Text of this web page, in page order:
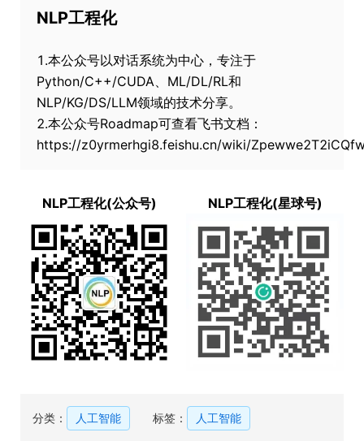
NLP工程化
1.本公众号以对话系统为中心，专注于
Python/C++/CUDA、ML/DL/RL和
NLP/KG/DS/LLM领域的技术分享。
2.本公众号Roadmap可查看飞书文档：
https://z0yrmerhgi8.feishu.cn/wiki/
NLP工程化(公众号) NLP工程化(星球号)
分类： 人工智能 标签： 人工智能